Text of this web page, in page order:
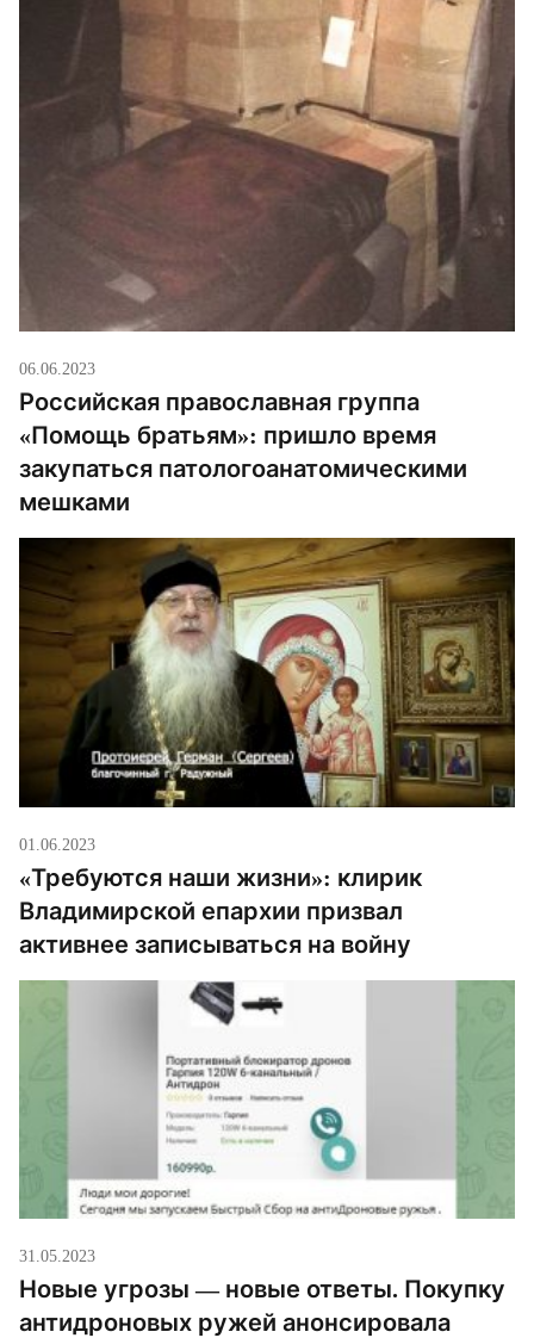
06.06.2023
Российская православная группа
«Помощь братьям»: пришло время
закупаться патологоанатомическими
мешками
01.06.2023
«Требуются наши жизни»: клирик
Владимирской епархии призвал
активнее записываться на войну
31.05.2023
Новые угрозы — новые ответы. Покупку
антидроновых ружей анонсировала